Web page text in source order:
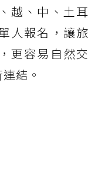
越、中、土耳
人報名，讓旅
更容易自然交
結。